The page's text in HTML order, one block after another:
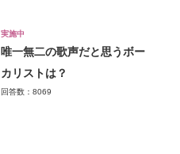
実施中
唯一無二の歌声だと思うボー
カリストは？
回答数：8069